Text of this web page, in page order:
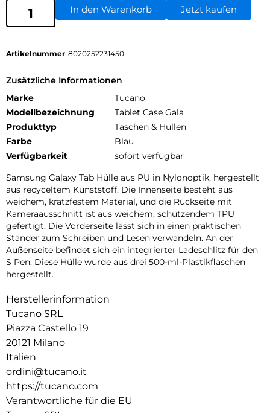
In den Warenkorb Jetzt kaufen
Artikelnummer 8020252231450
Zusätzliche Informationen
Marke
Tucano
Modellbezeichnung
Tablet Case Gala
Produkttyp
Taschen & Hüllen
Farbe
Blau
Verfügbarkeit
sofort verfügbar
Samsung Galaxy Tab Hülle aus PU in Nylonoptik, hergestellt
aus recyceltem Kunststoff. Die Innenseite besteht aus
weichem, kratzfestem Material, und die Rückseite mit
Kameraausschnitt ist aus weichem, schützendem TPU
gefertigt. Die Vorderseite lässt sich in einen praktischen
Ständer zum Schreiben und Lesen verwandeln. An der
Außenseite befindet sich ein integrierter Ladeschlitz für den
S Pen. Diese Hülle wurde aus drei 500-ml-Plastikflaschen
hergestellt.
Herstellerinformation
Tucano SRL
Piazza Castello 19
20121 Milano
Italien
ordini@tucano.it
https://tucano.com
Verantwortliche für die EU